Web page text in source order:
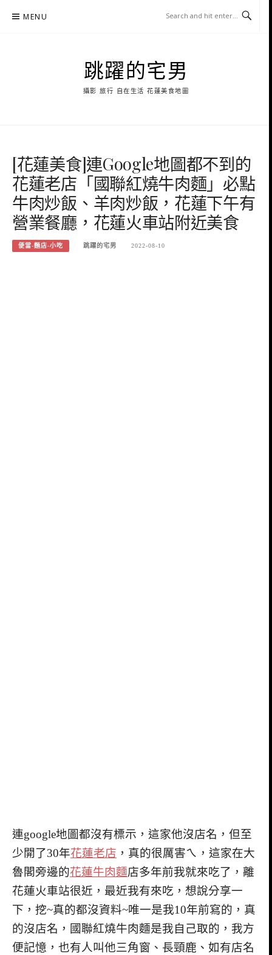
MENU
跳躍的宅男
攝影 旅行 自在生活 花蓮美食地圖
[花蓮美食]連Google地圖都不到的
花蓮老店「國聯紅燒牛肉麵」必點
牛肉炒飯、羊肉炒飯，花蓮下午有
營業餐廳，花蓮火車站附近美食
便當-麵店-小吃 跳躍的宅男 2022-08-10
連google地圖都沒有標示，這家他沒店名，但至
少開了30年花蓮老店 ，真的很厲害ㄟ，這家在大
魯閣旁邊的花蓮牛肉麵店多年前我就來吃了，離
花蓮火車站很近，最近我有來吃，想說分享一
下，挖~真的都沒資料~唯一是我10年前寫的，真
的沒店名，國聯紅燒牛肉麵是我自己取的，我方
便記憶，也有人叫他三角窗、長頸鹿、如有店名